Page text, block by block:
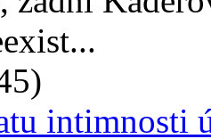
intimnosti